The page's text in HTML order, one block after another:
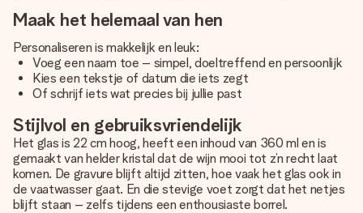
Maak het helemaal van hen
Personaliseren is makkelijk en leuk:
Voeg een naam toe – simpel, doeltreffend en persoonlijk
Kies een tekstje of datum die iets zegt
Of schrijf iets wat precies bij jullie past
Stijlvol en gebruiksvriendelijk
Het glas is 22 cm hoog, heeft een inhoud van 360 ml en is
gemaakt van helder kristal dat de wijn mooi tot z’n recht laat
komen. De gravure blijft altijd zitten, hoe vaak het glas ook in
de vaatwasser gaat. En die stevige voet zorgt dat het netjes
blijft staan – zelfs tijdens een enthousiaste borrel.